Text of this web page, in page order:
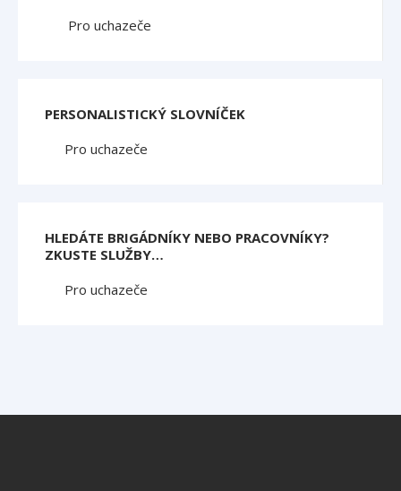
Pro uchazeče
PERSONALISTICKÝ SLOVNÍČEK
Pro uchazeče
HLEDÁTE BRIGÁDNÍKY NEBO PRACOVNÍKY?
ZKUSTE SLUŽBY…
Pro uchazeče